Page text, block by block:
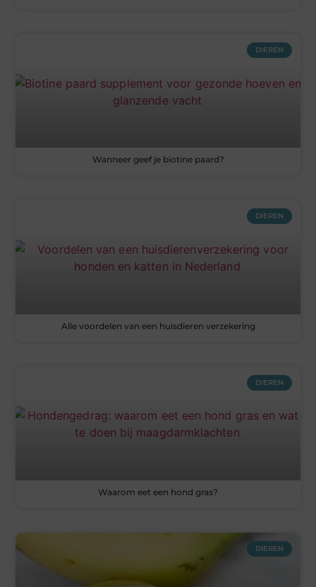
DIEREN
Wanneer geef je biotine paard?
DIEREN
Alle voordelen van een huisdieren verzekering
DIEREN
Waarom eet een hond gras?
DIEREN